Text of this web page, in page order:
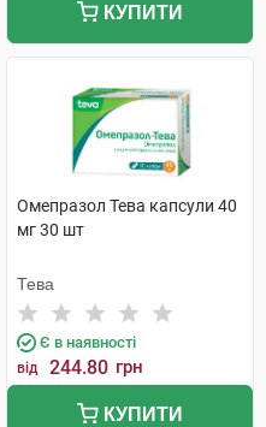
КУПИТИ
Омепразол Тева капсули 40
мг 30 шт
Тева
Є в наявності
від 244.80 грн
КУПИТИ